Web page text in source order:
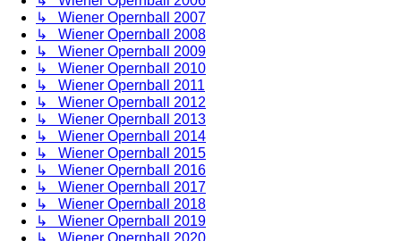
↳ Wiener Opernball 2007
↳ Wiener Opernball 2008
↳ Wiener Opernball 2009
↳ Wiener Opernball 2010
↳ Wiener Opernball 2011
↳ Wiener Opernball 2012
↳ Wiener Opernball 2013
↳ Wiener Opernball 2014
↳ Wiener Opernball 2015
↳ Wiener Opernball 2016
↳ Wiener Opernball 2017
↳ Wiener Opernball 2018
↳ Wiener Opernball 2019